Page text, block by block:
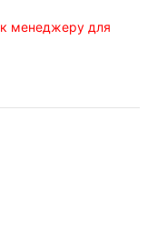
менеджеру для